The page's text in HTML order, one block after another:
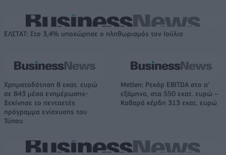
ΕΛΣΤΑΤ: Στο 3,4% υποχώρησε ο πληθωρισμός τον Ιούλιο
Χρηματοδότηση 8 εκατ. ευρώ
σε 843 μέσα ενημέρωσης-
Ξεκίνησε το πενταετές
πρόγραμμα ενίσχυσης του
Τύπου
Metlen: Ρεκόρ EBITDA στο α'
εξάμηνο, στα 550 εκατ. ευρώ –
Καθαρά κέρδη 313 εκατ. ευρώ